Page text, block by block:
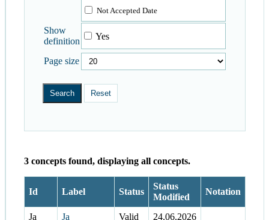
Not Accepted Date
Show
definition
Yes
Page size
3 concepts found, displaying all concepts.
Id Label Status
Status
Modified
Notation
Ja Ja Valid 24.06.2026